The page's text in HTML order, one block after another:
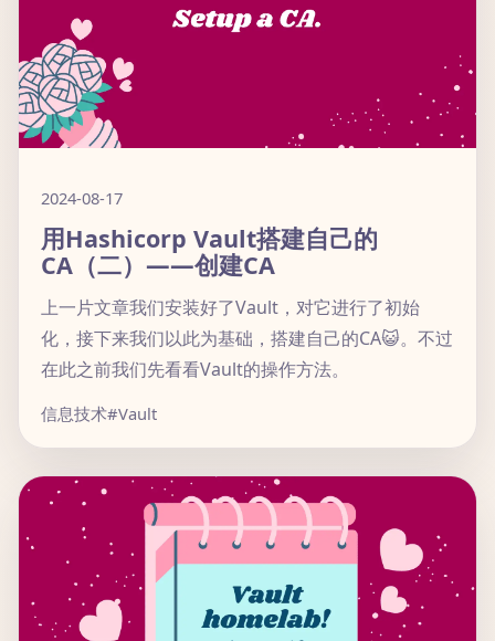
2024-08-17
用Hashicorp Vault搭建自己的
CA（二）——创建CA
上一片文章我们安装好了Vault，对它进行了初始
化，接下来我们以此为基础，搭建自己的CA😺。不过
在此之前我们先看看Vault的操作方法。
信息技术#Vault